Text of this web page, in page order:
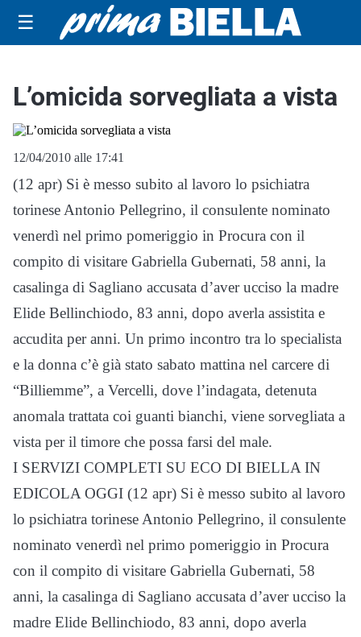
☰
L’omicida sorvegliata a vista
12/04/2010 alle 17:41
(12 apr) Si è messo subito al lavoro lo psichiatra
torinese Antonio Pellegrino, il consulente nominato
venerdì nel primo pomeriggio in Procura con il
compito di visitare Gabriella Gubernati, 58 anni, la
casalinga di Sagliano accusata d’aver ucciso la madre
Elide Bellinchiodo, 83 anni, dopo averla assistita e
accudita per anni. Un primo incontro tra lo specialista
e la donna c’è già stato sabato mattina nel carcere di
“Billiemme”, a Vercelli, dove l’indagata, detenuta
anomala trattata coi guanti bianchi, viene sorvegliata a
vista per il timore che possa farsi del male.
I SERVIZI COMPLETI SU ECO DI BIELLA IN
EDICOLA OGGI (12 apr) Si è messo subito al lavoro
lo psichiatra torinese Antonio Pellegrino, il consulente
nominato venerdì nel primo pomeriggio in Procura
con il compito di visitare Gabriella Gubernati, 58
anni, la casalinga di Sagliano accusata d’aver ucciso la
madre Elide Bellinchiodo, 83 anni, dopo averla